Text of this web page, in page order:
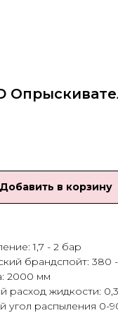
Добавить в корзину
1,7 - 2 бар
брандспойт: 380
2000 мм
расход жидкости:
угол распыления 0-